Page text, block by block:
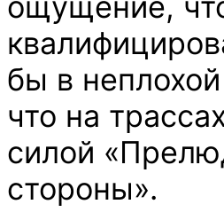
бы в
что на
силой
стороны».